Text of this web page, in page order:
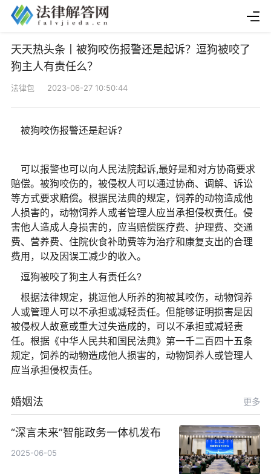
天天热头条丨被狗咬伤报警还是起诉？逗狗被咬了
狗主人有责任么？
法律包 2023-06-27 10:50:44
被狗咬伤报警还是起诉?
可以报警也可以向人民法院起诉,最好是和对方协商要求
赔偿。被狗咬伤的，被侵权人可以通过协商、调解、诉讼
等方式要求赔偿。根据民法典的规定，饲养的动物造成他
人损害的，动物饲养人或者管理人应当承担侵权责任。侵
害他人造成人身损害的，应当赔偿医疗费、护理费、交通
费、营养费、住院伙食补助费等为治疗和康复支出的合理
费用，以及因误工减少的收入。
逗狗被咬了狗主人有责任么?
根据法律规定，挑逗他人所养的狗被其咬伤，动物饲养
人或管理人可以不承担或减轻责任。但能够证明损害是因
被侵权人故意或重大过失造成的，可以不承担或减轻责
任。根据《中华人民共和国民法典》第一千二百四十五条
规定，饲养的动物造成他人损害的，动物饲养人或管理人
应当承担侵权责任。
婚姻法 更多
“深言未来”智能政务一体机发布
2025-06-05